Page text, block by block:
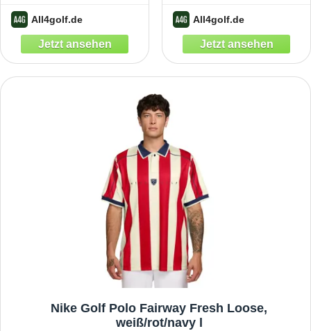
All4golf.de All4golf.de
Nike Golf Polo Fairway Fresh Loose,
weiß/rot/navy l